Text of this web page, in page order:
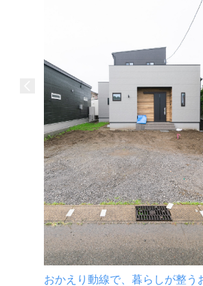
おかえり動線で、暮らしが整う